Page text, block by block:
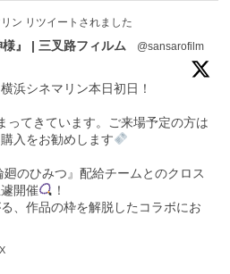
ン リツイートされました
』 | 三叉路フィルム
@sansarofilm
浜シネマリン本日初日！
ってきています。ご来場予定の方は
入をお勧めします
のひみつ』配給チームとのクロス
開催
！
、作品の枠を解脱したコラボにお
X